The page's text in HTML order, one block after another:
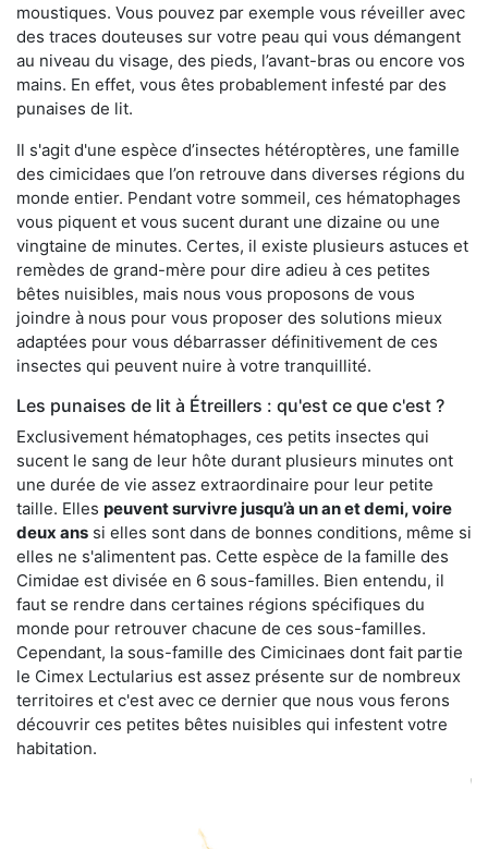
moustiques. Vous pouvez par exemple vous réveiller avec
des traces douteuses sur votre peau qui vous démangent
au niveau du visage, des pieds, l’avant-bras ou encore vos
mains. En effet, vous êtes probablement infesté par des
punaises de lit.
Il s'agit d'une espèce d’insectes hétéroptères, une famille
des cimicidaes que l’on retrouve dans diverses régions du
monde entier. Pendant votre sommeil, ces hématophages
vous piquent et vous sucent durant une dizaine ou une
vingtaine de minutes. Certes, il existe plusieurs astuces et
remèdes de grand-mère pour dire adieu à ces petites
bêtes nuisibles, mais nous vous proposons de vous
joindre à nous pour vous proposer des solutions mieux
adaptées pour vous débarrasser définitivement de ces
insectes qui peuvent nuire à votre tranquillité.
Les punaises de lit à Étreillers : qu'est ce que c'est ?
Exclusivement hématophages, ces petits insectes qui
sucent le sang de leur hôte durant plusieurs minutes ont
une durée de vie assez extraordinaire pour leur petite
taille. Elles peuvent survivre jusqu’à un an et demi, voire
deux ans si elles sont dans de bonnes conditions, même si
elles ne s'alimentent pas. Cette espèce de la famille des
Cimidae est divisée en 6 sous-familles. Bien entendu, il
faut se rendre dans certaines régions spécifiques du
monde pour retrouver chacune de ces sous-familles.
Cependant, la sous-famille des Cimicinaes dont fait partie
le Cimex Lectularius est assez présente sur de nombreux
territoires et c'est avec ce dernier que nous vous ferons
découvrir ces petites bêtes nuisibles qui infestent votre
habitation.